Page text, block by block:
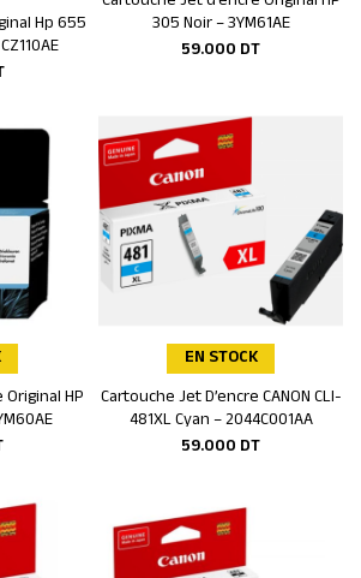
Hp 655
305 Noir – 3YM61AE
59.000 DT
HP
EN STOCK
Ajouter au panier
Cartouche Jet D’encre CANON CLI-
481XL Cyan – 2044C001AA
59.000 DT